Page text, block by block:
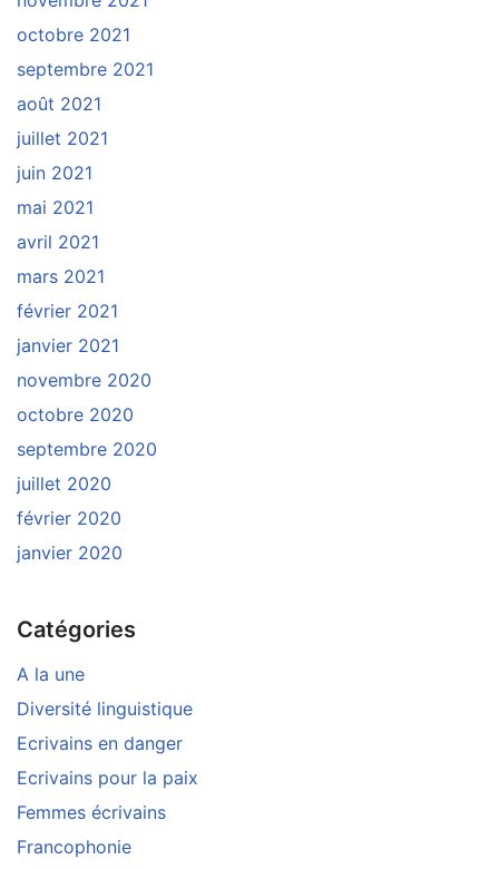
octobre 2021
septembre 2021
août 2021
juillet 2021
juin 2021
mai 2021
avril 2021
mars 2021
février 2021
janvier 2021
novembre 2020
octobre 2020
septembre 2020
juillet 2020
février 2020
janvier 2020
Catégories
A la une
Diversité linguistique
Ecrivains en danger
Ecrivains pour la paix
Femmes écrivains
Francophonie